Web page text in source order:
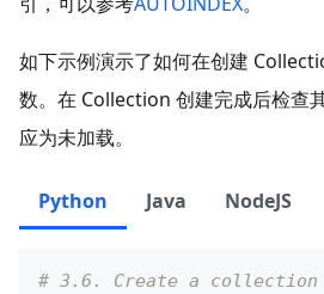
如下示例演示了如何在创建
数。在 Collection 创建完成后检查
应为未加载。
Python Java NodeJS
# 3.6. Create a